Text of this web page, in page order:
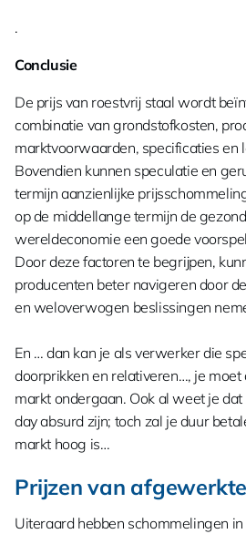
.
Conclusie
De prijs van roestvrij staal wordt
combinatie van grondstofkosten,
marktvoorwaarden, specificaties en
Bovendien kunnen speculatie en
termijn aanzienlijke
op de middellange termijn de
wereldeconomie een goede
Door deze factoren te begrijpen,
producenten beter navigeren door
en weloverwogen beslissingen
En … dan kan je als verwerker die
doorprikken en relativeren…, je
markt ondergaan. Ook al weet je
day absurd zijn; toch zal je duur
markt hoog is…
Prijzen van
Uiteraard hebben schommelingen